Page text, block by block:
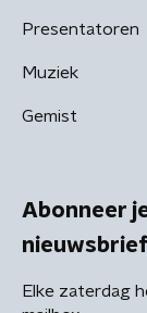
Presentatoren
Muziek
Gemist
Abonneer
nieuwsbrief
Elke zaterdag